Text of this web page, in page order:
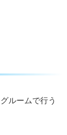
ルームで行う